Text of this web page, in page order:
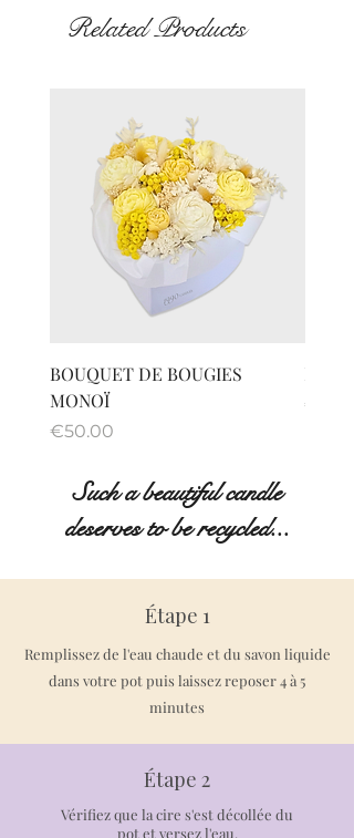
Related Products
BOUQUET DE BOUGIES
MONOÏ
Price
€50.00
Price
Such a beautiful candle
deserves to be recycled...
Étape 1
Remplissez de l'eau chaude et du savon liquide
dans votre pot puis laissez reposer 4 à 5
minutes
Étape 2
Vérifiez que la cire s'est décollée du
pot et versez l'eau.